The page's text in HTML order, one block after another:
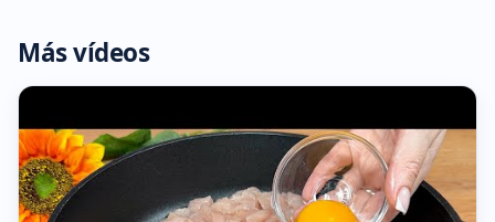
Más vídeos